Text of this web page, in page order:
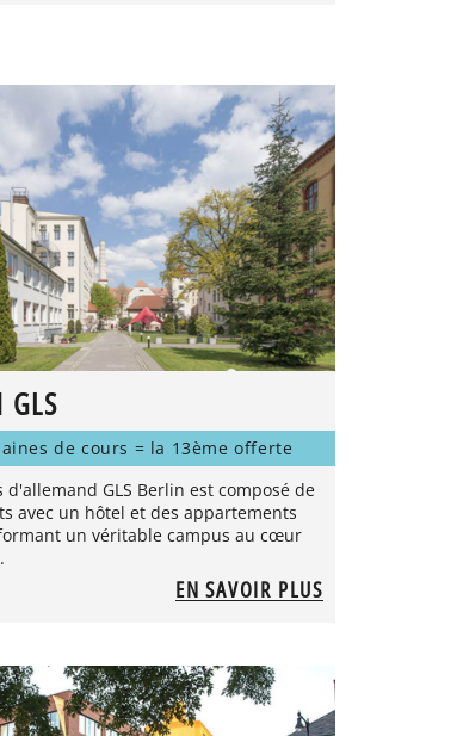
GLS
de cours = la 13ème offerte
d'allemand GLS Berlin est composé de
avec un hôtel et des appartements
un véritable campus au cœur
EN SAVOIR PLUS